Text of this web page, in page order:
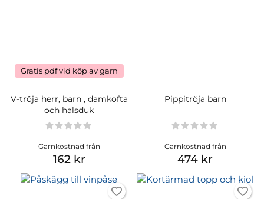
Gratis pdf vid köp av garn
V-tröja herr, barn , damkofta
och halsduk
Garnkostnad från
162 kr
Pippitröja barn
Garnkostnad från
474 kr